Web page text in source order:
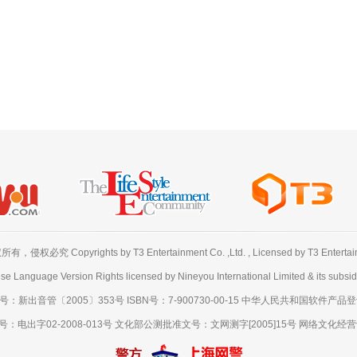
有，侵权必究 Copyrights by T3 Entertainment Co. ,Ltd. , Licensed by T3
Language Version Rights licensed by Nineyou International Limited & its
：新出音管〔2005〕353号 ISBN号：7-900730-00-15 中华人民共和国软件产品
：电出字02-2008-013号 文化部公测批准文号：文网测字[2005]15号 网络文化经